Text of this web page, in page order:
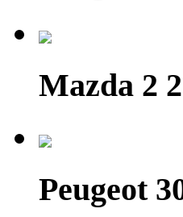
Mazda 2
Peugeot